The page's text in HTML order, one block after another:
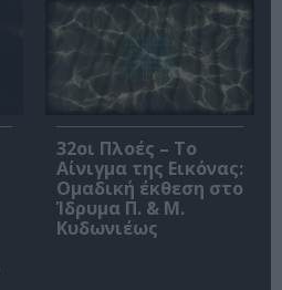
32οι Πλοές – Το
Αίνιγμα της Εικόνας:
Ομαδική έκθεση στο
Ίδρυμα Π. & Μ.
Κυδωνιέως